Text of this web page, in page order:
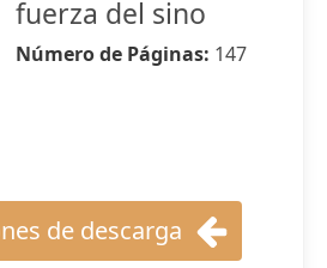
fuerza del sino
Número de Páginas: 147
de descarga